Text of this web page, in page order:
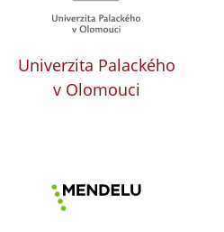
Univerzita Palackého
v Olomouci